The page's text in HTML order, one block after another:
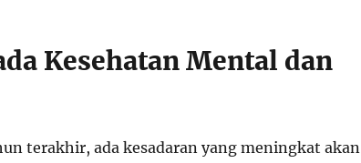
Kesehatan Mental dan
terakhir, ada kesadaran yang meningkat akan